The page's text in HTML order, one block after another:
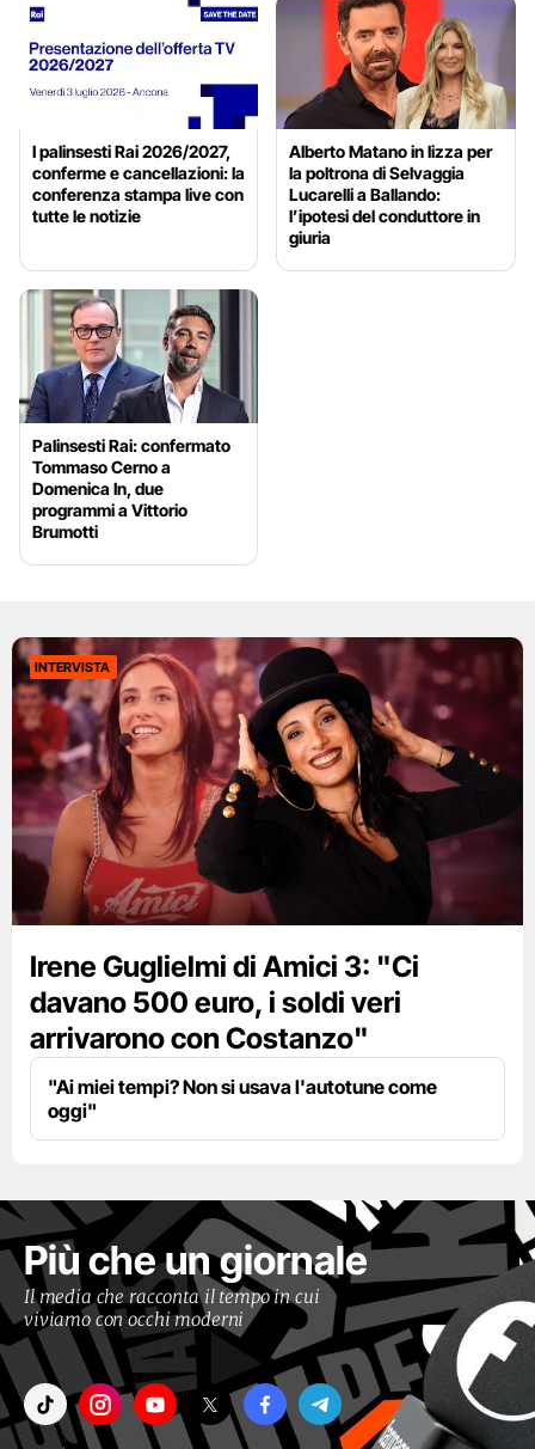
I palinsesti Rai 2026/2027,
conferme e cancellazioni: la
conferenza stampa live con
tutte le notizie
Alberto Matano in lizza per
la poltrona di Selvaggia
Lucarelli a Ballando:
l’ipotesi del conduttore in
giuria
Palinsesti Rai: confermato
Tommaso Cerno a
Domenica In, due
programmi a Vittorio
Brumotti
INTERVISTA
Irene Guglielmi di Amici 3: "Ci
davano 500 euro, i soldi veri
arrivarono con Costanzo"
"Ai miei tempi? Non si usava l'autotune come
oggi"
Più che un giornale
Il media che racconta il tempo in cui
viviamo con occhi moderni